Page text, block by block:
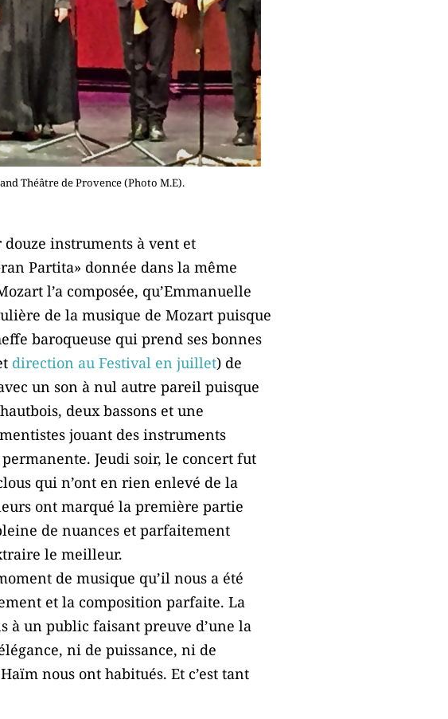
Théâtre de Provence (Photo M.E).
douze instruments à vent et
Partita» donnée dans la même
l’a composée, qu’Emmanuelle
de la musique de Mozart puisque
baroqueuse qui prend ses bonnes
direction au Festival en juillet) de
un son à nul autre pareil puisque
deux bassons et une
jouant des instruments
Jeudi soir, le concert fut
qui n’ont en rien enlevé de la
ont marqué la première partie
de nuances et parfaitement
le meilleur.
de musique qu’il nous a été
et la composition parfaite. La
à un public faisant preuve d’une la
ni de puissance, ni de
nous ont habitués. Et c’est tant